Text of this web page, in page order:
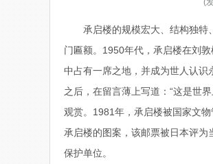
(
承启楼的规模宏大、结构独特
门匾额。1950年代，承启楼在刘
中占有一席之地，并成为世人认识
之后，在留言薄上写道：“这是世
观赏。1981年，承启楼被国家文
承启楼的图案，该邮票被日本评
保护单位。